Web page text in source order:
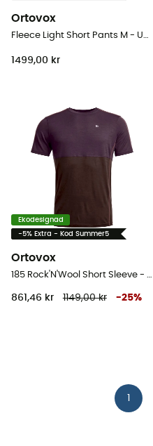
Ortovox
Fleece Light Short Pants M - Underställ merinoull - Herr
1499,00 kr
Ekodesignad
-5% Extra - Kod Summer5
Ortovox
185 Rock'N'Wool Short Sleeve - Underställ merinoull - Herr
861,46 kr 1149,00 kr -25%